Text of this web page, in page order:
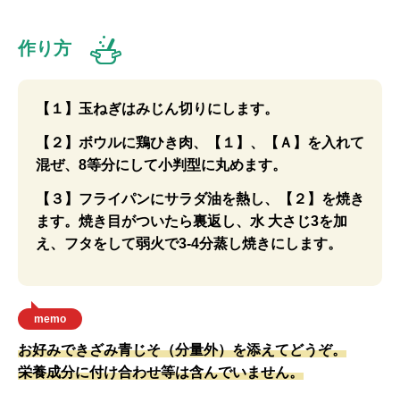
作り方
【１】玉ねぎはみじん切りにします。
【２】ボウルに鶏ひき肉、【１】、【Ａ】を入れて
混ぜ、8等分にして小判型に丸めます。
【３】フライパンにサラダ油を熱し、【２】を焼き
ます。焼き目がついたら裏返し、水 大さじ3を加
え、フタをして弱火で3-4分蒸し焼きにします。
memo
お好みできざみ青じそ（分量外）を添えてどうぞ。
栄養成分に付け合わせ等は含んでいません。